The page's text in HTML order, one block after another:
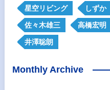
星空リビング しずか
佐々木雄三 高橋宏明
井澤聡朗
Monthly Archive